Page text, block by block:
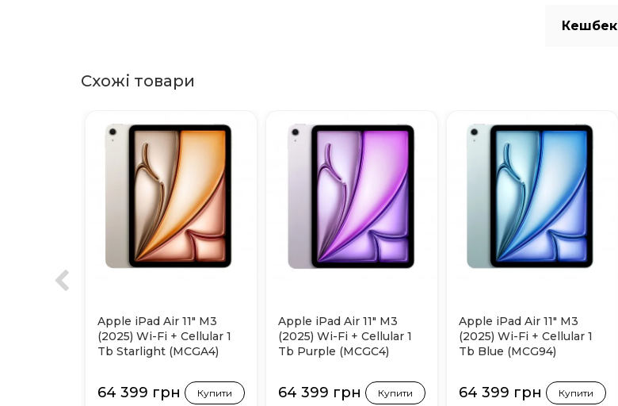
Кешбек
Схожі товари
Apple iPad Air 11" M3
(2025) Wi-Fi + Cellular 1
Tb Starlight (MCGA4)
64 399 грн Купити
Apple iPad Air 11" M3
(2025) Wi-Fi + Cellular 1
Tb Purple (MCGC4)
64 399 грн Купити
Apple iPad Air 11" M3
(2025) Wi-Fi + Cellular 1
Tb Blue (MCG94)
64 399 грн Купити